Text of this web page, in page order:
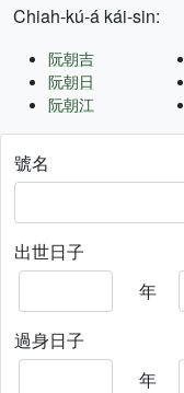
Chiah-kú-á kái-sin:
阮朝吉
阮朝日
阮朝江
號名
出世日子
年
過身日子
年